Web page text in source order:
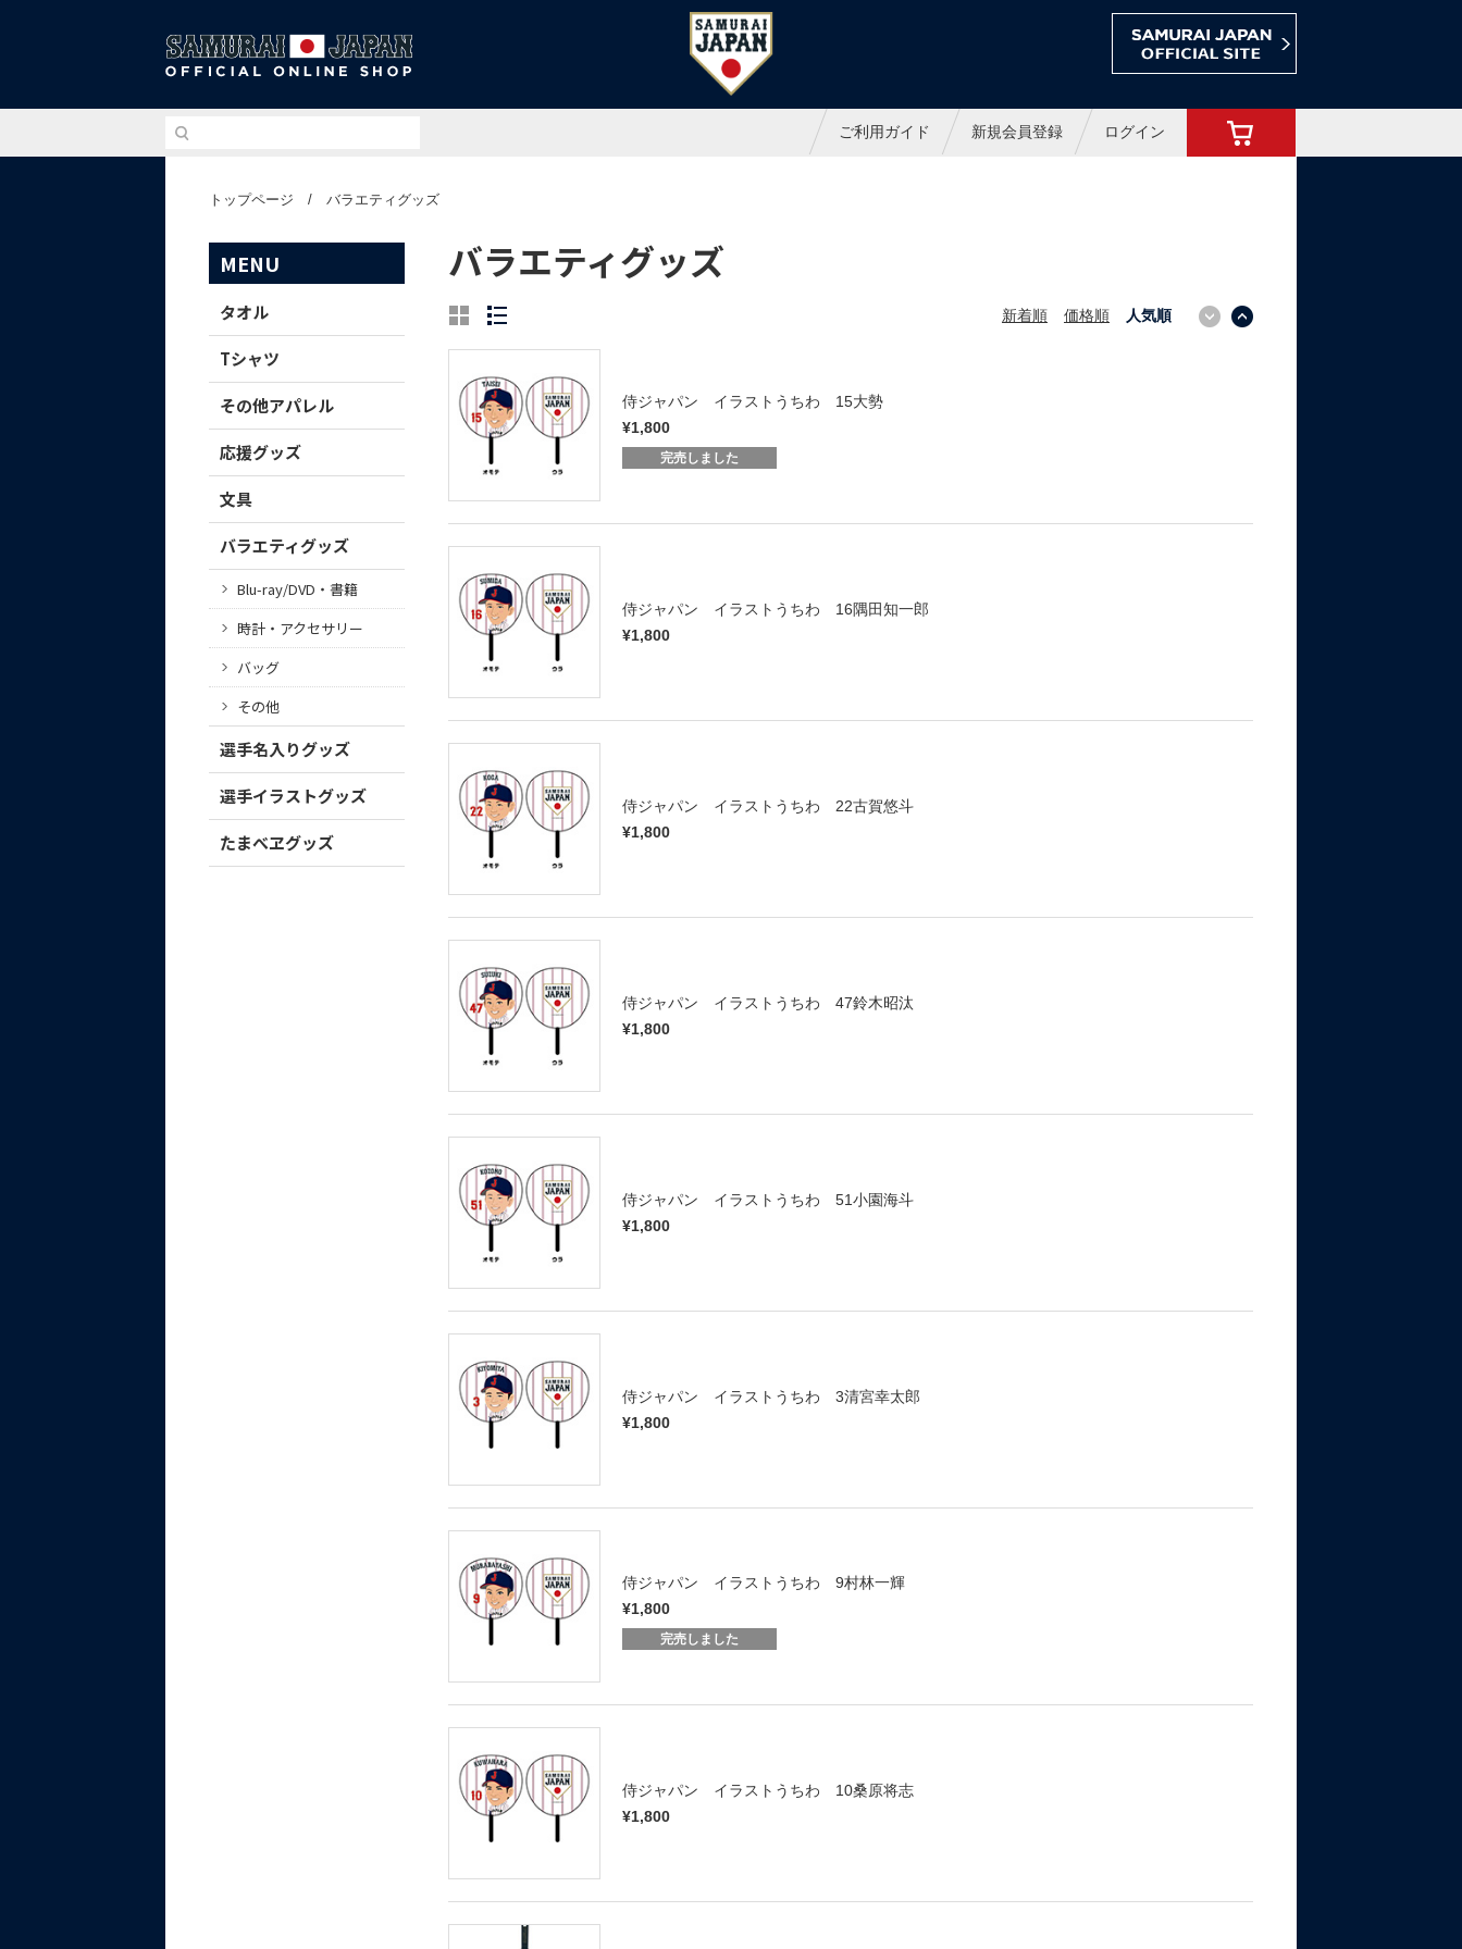
侍ジャパンオフィシャルオンラインショップ
ご利用ガイド 新規会員登録 ログイン
トップページ / バラエティグッズ
MENU
タオル
Tシャツ
その他アパレル
応援グッズ
文具
バラエティグッズ
Blu-ray/DVD・書籍
時計・アクセサリー
バッグ
その他
選手名入りグッズ
選手イラストグッズ
たまべヱグッズ
バラエティグッズ
新着順 価格順 人気順
侍ジャパン イラストうちわ 15大勢
¥1,800
完売しました
侍ジャパン イラストうちわ 16隅田知一郎
¥1,800
侍ジャパン イラストうちわ 22古賀悠斗
¥1,800
侍ジャパン イラストうちわ 47鈴木昭汰
¥1,800
侍ジャパン イラストうちわ 51小園海斗
¥1,800
侍ジャパン イラストうちわ 3清宮幸太郎
¥1,800
侍ジャパン イラストうちわ 9村林一輝
¥1,800
完売しました
侍ジャパン イラストうちわ 10桑原将志
¥1,800